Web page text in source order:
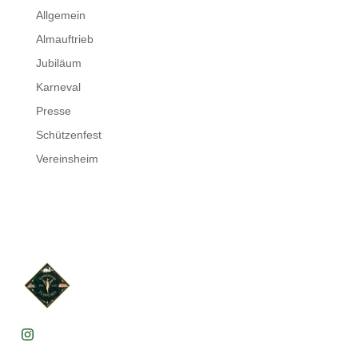
Allgemein
Almauftrieb
Jubiläum
Karneval
Presse
Schützenfest
Vereinsheim